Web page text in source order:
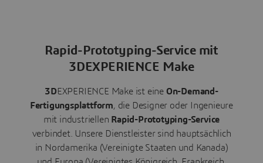
Rapid-Prototyping-Service mit
3DEXPERIENCE Make
3DEXPERIENCE Make ist eine On-Demand-
Fertigungsplattform, die Designer oder Ingenieure
mit industriellen Rapid-Prototyping-Service
verbindet. Unsere Dienstleister sind hauptsächlich
in Nordamerika (Vereinigte Staaten und Kanada)